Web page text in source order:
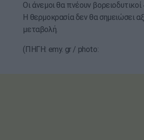
Οι άνεμοι θα πνέουν
Η θερμοκρασία δεν θα σημειώσει
μεταβολή.
(ΠΗΓΗ: emy. gr / photo: